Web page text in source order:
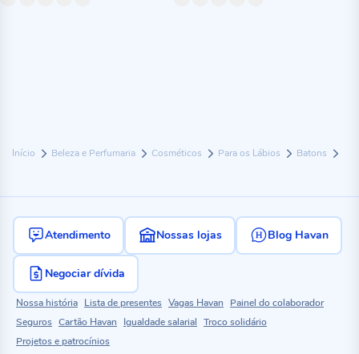
Início Beleza e Perfumaria Cosméticos Para os Lábios Batons
Atendimento Nossas lojas Blog Havan
Negociar dívida
Nossa história Lista de presentes Vagas Havan
Painel do colaborador
Seguros Cartão Havan Igualdade salarial Troco solidário
Projetos e patrocínios